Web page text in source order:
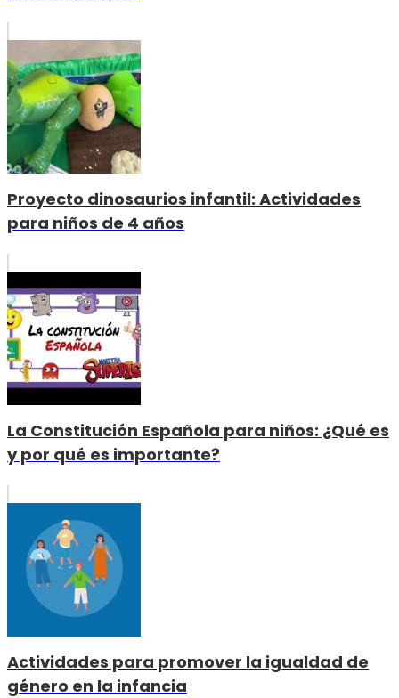
Proyecto dinosaurios infantil: Actividades
para niños de 4 años
La Constitución Española para niños: ¿Qué es
y por qué es importante?
Actividades para promover la igualdad de
género en la infancia